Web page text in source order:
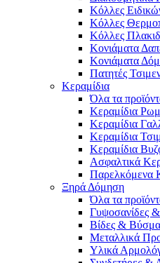
Κόλλες
Κόλλες
Κόλλες
Κονιάματα
Κονιάματα
Πατητές
Κεραμίδια
Όλα τα
Κεραμίδια
Κεραμίδια
Κεραμίδια
Κεραμίδια
Ασφαλτικά
Παρελκόμενα
Ξηρά Δόμηση
Όλα τα
Γυψοσανίδες
Βίδες &
Μεταλλικά
Υλικά